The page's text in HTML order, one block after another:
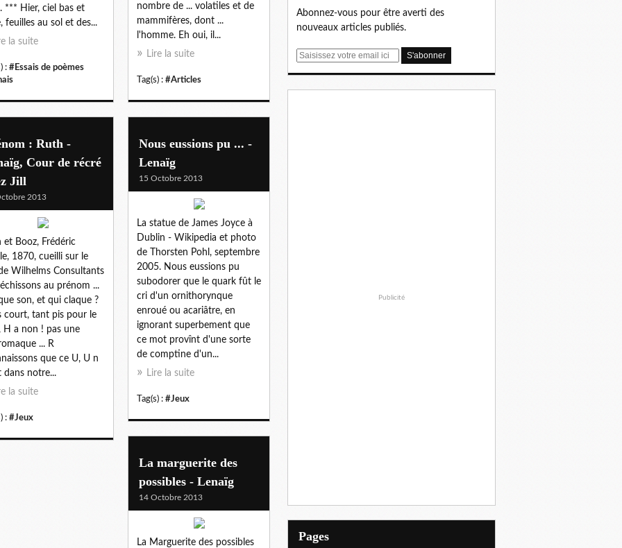
nombre de ... volatiles et de
mammifères, dont ...
l'homme. Eh oui, il...
Lire la suite
Tag(s) : #Articles
*** Hier, ciel bas et
feuilles au sol et des...
la suite
: #Essais de poèmes
: Ruth -
Cour de récré
Jill
2013
et Booz, Frédéric
1870, cueilli sur le
Wilhelms Consultants
au prénom ...
son, et qui claque ?
court, tant pis pour le
H a non ! pas une
... R
que ce U, U n
dans notre...
la suite
: #Jeux
Nous eussions pu ... -
Lenaïg
15 Octobre 2013
La statue de James Joyce à
Dublin - Wikipedia et photo
de Thorsten Pohl, septembre
2005. Nous eussions pu
subodorer que le quark fût le
cri d'un ornithorynque
enroué ou acariâtre, en
ignorant superbement que
ce mot provînt d'une sorte
de comptine d'un...
Lire la suite
Tag(s) : #Jeux
La marguerite des
possibles - Lenaïg
14 Octobre 2013
La Marguerite des possibles
Abonnez-vous pour être averti des
nouveaux articles publiés.
E
Publicité
Pages